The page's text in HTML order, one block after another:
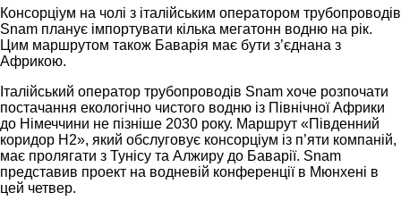
Консорціум на чолі з італійським оператором трубопроводів
Snam планує імпортувати кілька мегатонн водню на рік.
Цим маршрутом також Баварія має бути з’єднана з
Африкою.
Італійський оператор трубопроводів Snam хоче розпочати
постачання екологічно чистого водню із Північної Африки
до Німеччини не пізніше 2030 року. Маршрут «Південний
коридор Н2», який обслуговує консорціум із п’яти компаній,
має пролягати з Тунісу та Алжиру до Баварії. Snam
представив проект на водневій конференції в Мюнхені в
цей четвер.